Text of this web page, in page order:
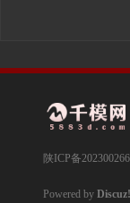
陕ICP备
Powered by Discuz!